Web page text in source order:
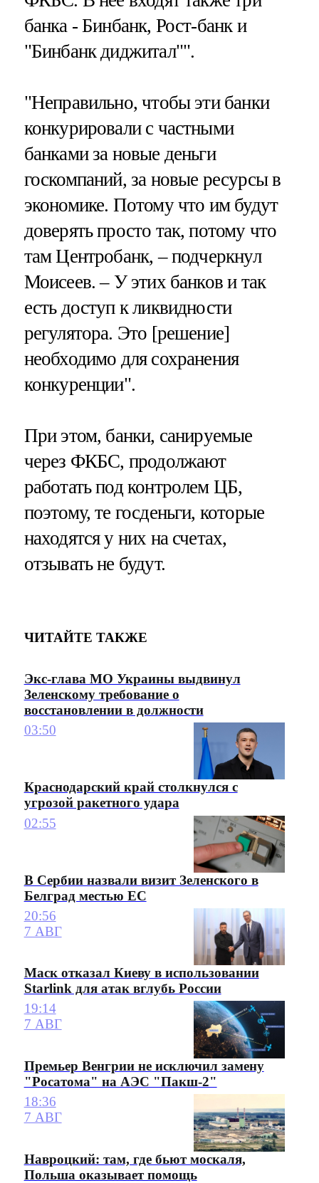
банка - Бинбанк, Рост-банк и
"Бинбанк диджитал"".
"Неправильно, чтобы эти банки
конкурировали с частными
банками за новые деньги
госкомпаний, за новые ресурсы в
экономике. Потому что им будут
доверять просто так, потому что
там Центробанк, – подчеркнул
Моисеев. – У этих банков и так
есть доступ к ликвидности
регулятора. Это [решение]
необходимо для сохранения
конкуренции".
При этом, банки, санируемые
через ФКБС, продолжают
работать под контролем ЦБ,
поэтому, те госденьги, которые
находятся у них на счетах,
отзывать не будут.
ЧИТАЙТЕ ТАКЖЕ
Экс-глава МО Украины выдвинул
Зеленскому требование о
восстановлении в должности
03:50
Краснодарский край столкнулся с
угрозой ракетного удара
02:55
В Сербии назвали визит Зеленского в
Белград местью ЕС
20:56
7 АВГ
Маск отказал Киеву в использовании
Starlink для атак вглубь России
19:14
7 АВГ
Премьер Венгрии не исключил замену
"Росатома" на АЭС "Пакш-2"
18:36
7 АВГ
Навроцкий: там, где бьют москаля,
Польша оказывает помощь